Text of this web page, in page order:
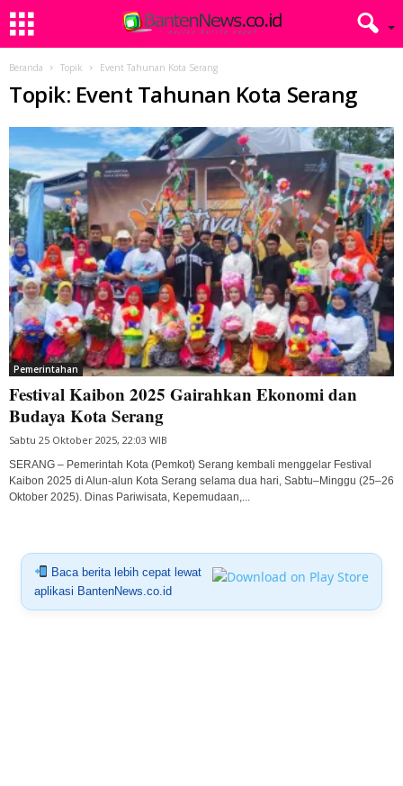
Beranda Topik Event Tahunan Kota Serang
Topik: Event Tahunan Kota Serang
Pemerintahan
Festival Kaibon 2025 Gairahkan Ekonomi dan
Budaya Kota Serang
Sabtu 25 Oktober 2025, 22:03 WIB
SERANG – Pemerintah Kota (Pemkot) Serang kembali menggelar Festival
Kaibon 2025 di Alun-alun Kota Serang selama dua hari, Sabtu–Minggu (25–26
Oktober 2025). Dinas Pariwisata, Kepemudaan,...
Baca berita lebih cepat lewat
aplikasi BantenNews.co.id